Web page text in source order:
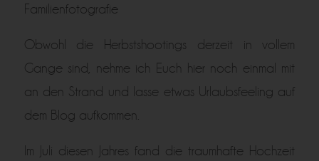
Familienfotografie
Obwohl die Herbstshootings derzeit in vollem
Gange sind, nehme ich Euch hier noch einmal mit
an den Strand und lasse etwas Urlaubsfeeling auf
dem Blog aufkommen.
Im Juli diesen Jahres fand die traumhafte Hochzeit